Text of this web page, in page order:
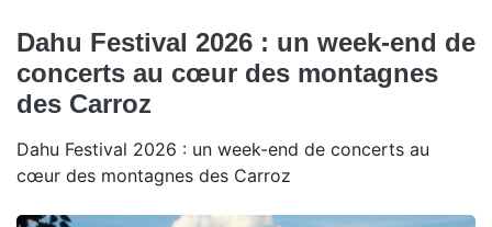
Dahu Festival 2026 : un week-end de
concerts au cœur des montagnes
des Carroz
Dahu Festival 2026 : un week-end de concerts au
cœur des montagnes des Carroz